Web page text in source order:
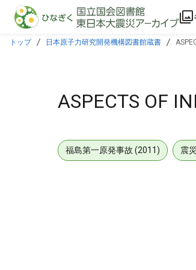
本文に飛ぶ
トップ 日本原子力研究開発機構図書館蔵書
ASPECTS OF
福島第一原発事故 (2011) 震